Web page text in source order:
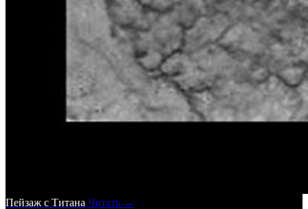
Пейзаж с Титана Читать →